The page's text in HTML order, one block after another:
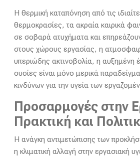
Η θερμική καταπόνηση από τις
θερμοκρασίες, τα ακραία καιρικά
σε σοβαρά ατυχήματα και
στους χώρους εργασίας, η
υπεριώδης ακτινοβολία, η αυξημένη
ουσίες είναι μόνο μερικά
κινδύνων για την υγεία των
Προσαρμογές στην
Πρακτική και
Η ανάγκη αντιμετώπισης των
η κλιματική αλλαγή στην εργασιακή